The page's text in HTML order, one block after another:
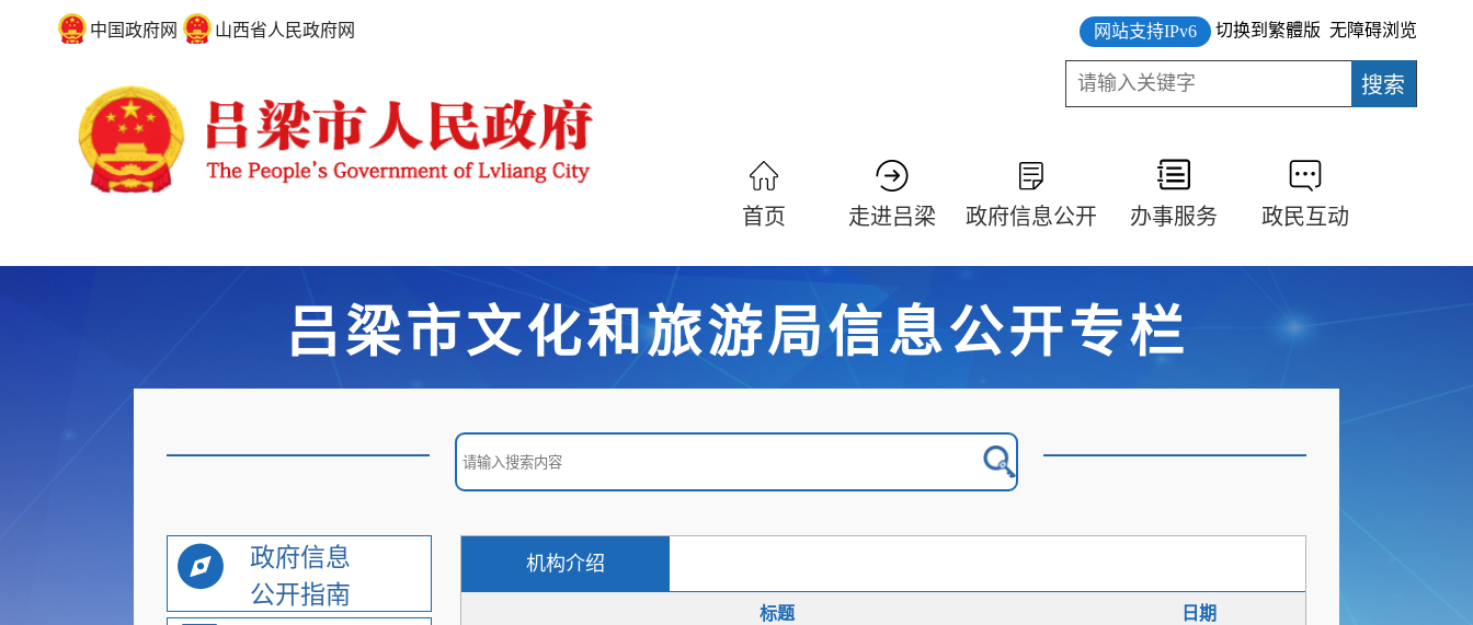
中国政府网 山西省人民政府网 网站支持IPv6 切换到繁體版 无障碍浏览
首页 走进吕梁 政府信息公开 办事服务 政民互动
吕梁市文化和旅游局信息公开专栏
政府信息
公开指南
机构介绍
标题 日期